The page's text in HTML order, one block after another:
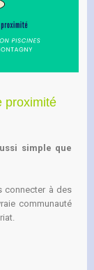
proximité
simple que
connecter à des
communauté